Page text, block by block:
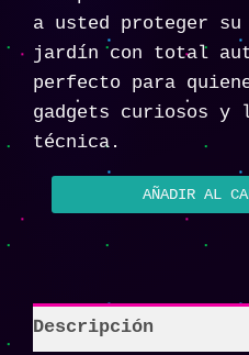
a usted proteger su
jardín con total
perfecto para
gadgets curiosos
técnica.
AÑADIR AL
Descripción